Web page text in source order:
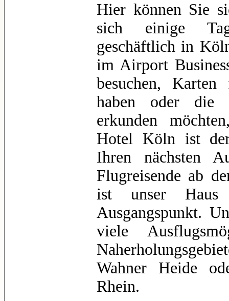
Hier können Sie
sich einige
geschäftlich in
im Airport
besuchen,
haben oder die
erkunden
Hotel Köln ist
Ihren nächsten
Flugreisende ab
ist unser Haus
Ausgangspunkt.
viele
Wahner Heide
Rhein.